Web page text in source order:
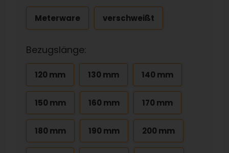
Meterware verschweißt
Bezugslänge:
120 mm 130 mm 140 mm
150 mm 160 mm 170 mm
180 mm 190 mm 200 mm